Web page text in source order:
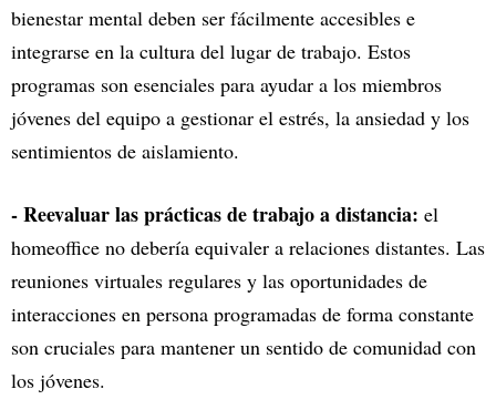
bienestar mental deben ser fácilmente accesibles e
integrarse en la cultura del lugar de trabajo. Estos
programas son esenciales para ayudar a los miembros
jóvenes del equipo a gestionar el estrés, la ansiedad y los
sentimientos de aislamiento.
- Reevaluar las prácticas de trabajo a distancia: el
homeoffice no debería equivaler a relaciones distantes. Las
reuniones virtuales regulares y las oportunidades de
interacciones en persona programadas de forma constante
son cruciales para mantener un sentido de comunidad con
los jóvenes.